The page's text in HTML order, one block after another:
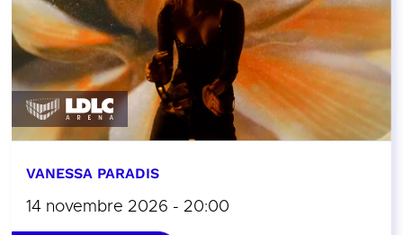
VANESSA PARADIS
14 novembre 2026 - 20:00